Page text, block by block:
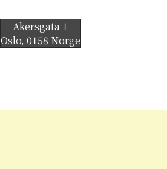
Akersgata 1
Oslo, 0158 Norge